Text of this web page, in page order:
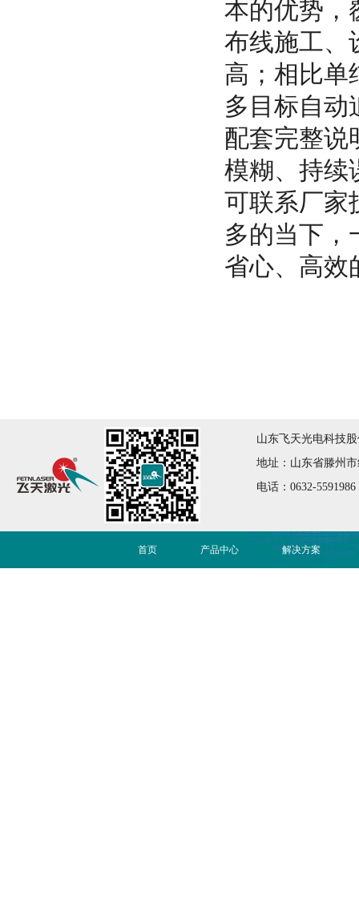
本的优势，
布线施工、
高；相比单
多目标自动
配套完整说
模糊、持续
可联系厂家
多的当下，
省心、高效
山东飞天光电科技
地址：山东省滕州
电话：0632-
首页 产品中心 解决方案